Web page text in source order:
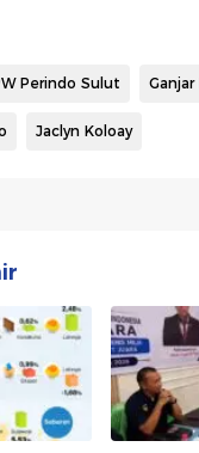
Perindo Sulut
Jaclyn Koloay